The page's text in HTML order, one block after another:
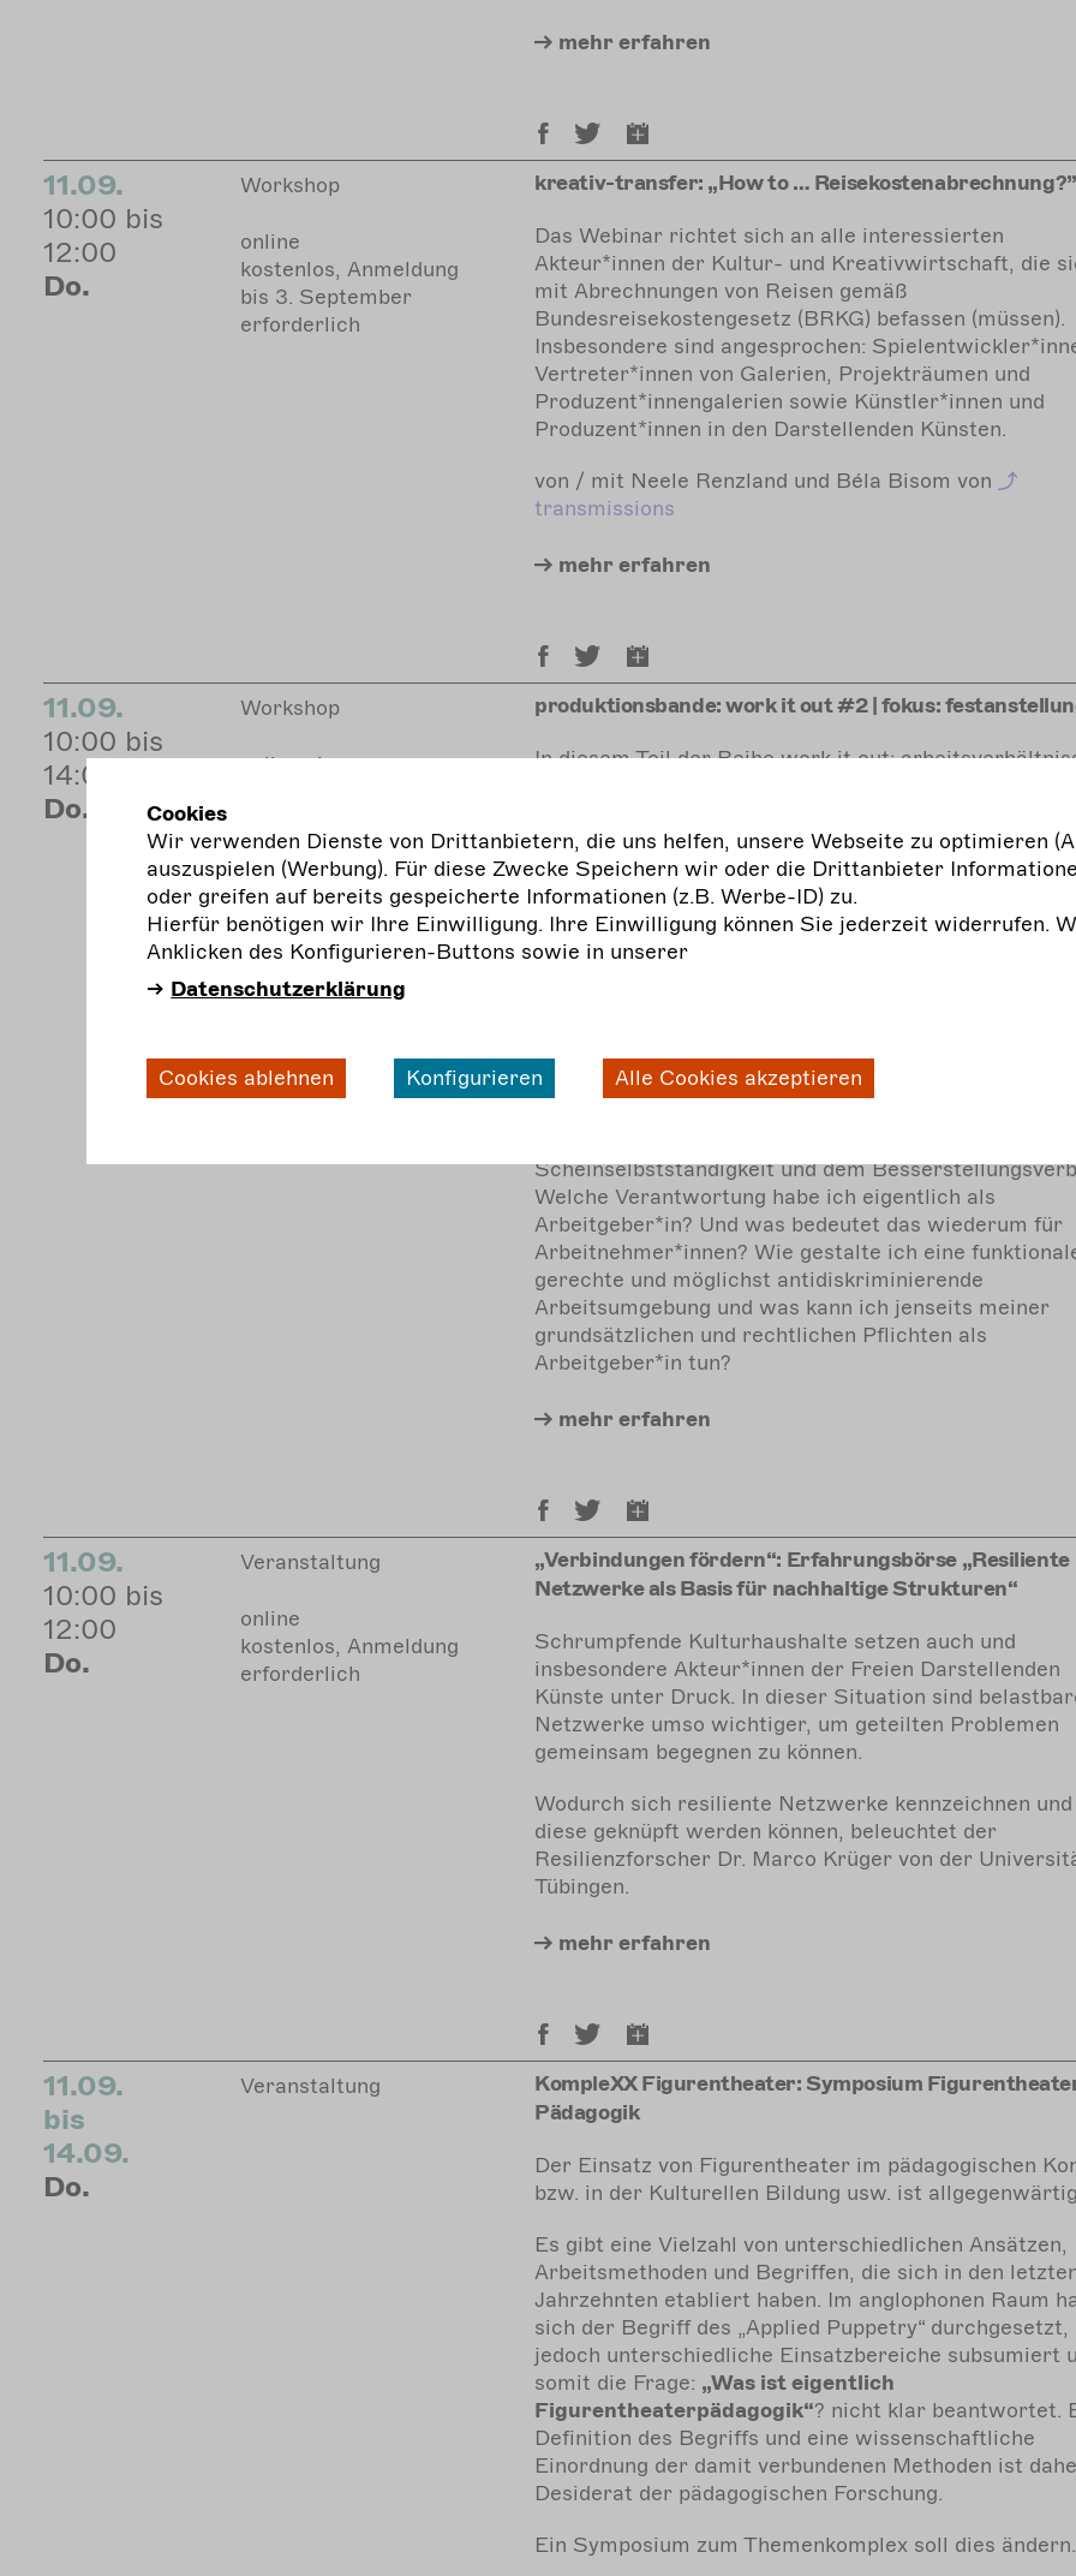
mehr erfahren
11.09.
10:00 bis
12:00
Do.
Workshop
online
kostenlos, Anmeldung
bis 3. September
erforderlich
kreativ-transfer: „How to … Reisekostenabrechnung?”
Das Webinar richtet sich an alle interessierten
Akteur*innen der Kultur- und Kreativwirtschaft, die
mit Abrechnungen von Reisen gemäß
Bundesreisekostengesetz (BRKG) befassen (müssen).
Insbesondere sind angesprochen:
Vertreter*innen von Galerien, Projekträumen und
Produzent*innengalerien sowie Künstler*innen und
Produzent*innen in den Darstellenden Künsten.
von / mit Neele Renzland und Béla Bisom von
transmissions
mehr erfahren
11.09.
10:00 bis
14:00
Do.
Workshop
online via zoom
beiträge/fragen auf
englisch sind herzlich
willkommen
produktionsbande: work it out #2 | fokus:
In diesem Teil der Reihe work it out:
Teilnehmenden tauchen ein in den Komplex
und fragen nach Möglichkeiten der Gestaltung mit
Haltung.
Wie lasse ich mich anstellen? Wie beschäftige ich
solltest? Was brauche ich mindestens an
Grundinfrastruktur, um jemand anstellen zu können?
Scheinselbstständigkeit und dem
Welche Verantwortung habe ich eigentlich als
Arbeitgeber*in? Und was bedeutet das wiederum für
Arbeitnehmer*innen? Wie gestalte ich eine
gerechte und möglichst antidiskriminierende
Arbeitsumgebung und was kann ich jenseits meiner
grundsätzlichen und rechtlichen Pflichten als
Arbeitgeber*in tun?
mehr erfahren
11.09.
10:00 bis
12:00
Do.
Veranstaltung
online
kostenlos, Anmeldung
erforderlich
„Verbindungen fördern“: Erfahrungsbörse „Resiliente
Netzwerke als Basis für nachhaltige Strukturen“
Schrumpfende Kulturhaushalte setzen auch und
insbesondere Akteur*innen der Freien Darstellenden
Künste unter Druck. In dieser Situation sind
Netzwerke umso wichtiger, um geteilten Problemen
gemeinsam begegnen zu können.
Wodurch sich resiliente Netzwerke kennzeichnen
diese geknüpft werden können, beleuchtet der
Resilienzforscher Dr. Marco Krüger von der
Tübingen.
mehr erfahren
11.09.
bis
14.09.
Do.
Veranstaltung
KompleXX Figurentheater: Symposium
Pädagogik
Der Einsatz von Figurentheater im pädagogischen
bzw. in der Kulturellen Bildung usw. ist
Es gibt eine Vielzahl von unterschiedlichen Ansätzen,
Arbeitsmethoden und Begriffen, die sich in den
Jahrzehnten etabliert haben. Im anglophonen Raum
sich der Begriff des „Applied Puppetry“ durchgesetzt,
jedoch unterschiedliche Einsatzbereiche subsumiert
somit die Frage: „Was ist eigentlich
Figurentheaterpädagogik“? nicht klar beantwortet.
Definition des Begriffs und eine wissenschaftliche
Einordnung der damit verbundenen Methoden ist
Desiderat der pädagogischen Forschung.
Ein Symposium zum Themenkomplex soll dies ändern.
Cookies
Wir verwenden Dienste von Drittanbietern, die uns helfen, unsere Webseite zu optimieren
auszuspielen (Werbung). Für diese Zwecke Speichern wir oder die Drittanbieter
oder greifen auf bereits gespeicherte Informationen (z.B. Werbe-ID) zu.
Hierfür benötigen wir Ihre Einwilligung. Ihre Einwilligung können Sie jederzeit widerrufen.
Anklicken des Konfigurieren-Buttons sowie in unserer
Datenschutzerklärung
Cookies ablehnen Konfigurieren Alle Cookies akzeptieren